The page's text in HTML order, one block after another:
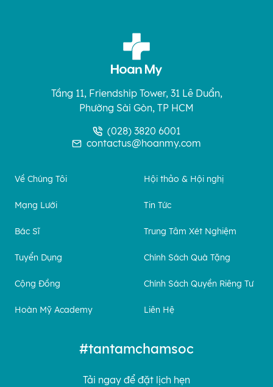
Tầng 11, Friendship Tower, 31 Lê Duẩn,
Phường Sài Gòn, TP HCM
(028) 3820 6001
contactus@hoanmy.com
Về Chúng Tôi
Mạng Lưới
Bác Sĩ
Tuyển Dụng
Cộng Đồng
Hoàn Mỹ Academy
Hội thảo & Hội nghị
Tin Tức
Trung Tâm Xét Nghiệm
Chính Sách Quà Tặng
Chính Sách Quyền Riêng Tư
Liên Hệ
#tantamchamsoc
Tải ngay để đặt lịch hẹn